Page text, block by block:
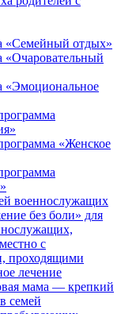
«Семейный отдых»
«Очаровательный
«Эмоциональное
«Женское
военнослужащих
без боли» для
с
проходящими
лечение
мама — крепкий
семей